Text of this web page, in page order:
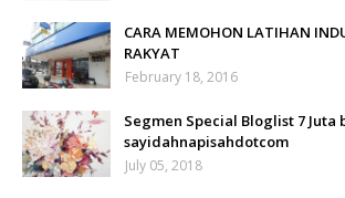
CARA MEMOHON LATIHAN
RAKYAT
February 18, 2016
Segmen Special Bloglist 7 Juta
sayidahnapisahdotcom
July 05, 2018